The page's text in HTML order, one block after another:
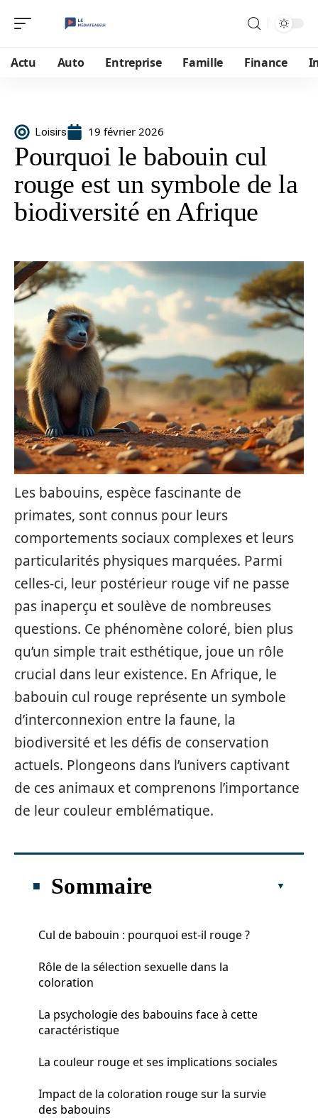
Actu Auto Entreprise Famille Finance
Loisirs 19 février 2026
Pourquoi le babouin cul
rouge est un symbole de la
biodiversité en Afrique
Les babouins, espèce fascinante de
primates, sont connus pour leurs
comportements sociaux complexes et leurs
particularités physiques marquées. Parmi
celles-ci, leur postérieur rouge vif ne passe
pas inaperçu et soulève de nombreuses
questions. Ce phénomène coloré, bien plus
qu’un simple trait esthétique, joue un rôle
crucial dans leur existence. En Afrique, le
babouin cul rouge représente un symbole
d’interconnexion entre la faune, la
biodiversité et les défis de conservation
actuels. Plongeons dans l’univers captivant
de ces animaux et comprenons l’importance
de leur couleur emblématique.
Sommaire
Cul de babouin : pourquoi est-il rouge ?
Rôle de la sélection sexuelle dans la
coloration
La psychologie des babouins face à cette
caractéristique
La couleur rouge et ses implications sociales
Impact de la coloration rouge sur la survie
des babouins